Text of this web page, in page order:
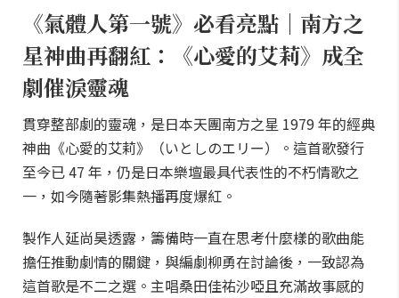
《氣體人第一號》必看亮點｜南方之
星神曲再翻紅：《心愛的艾莉》成全
劇催淚靈魂
貫穿整部劇的靈魂，是日本天團南方之星 1979 年的經典
神曲《心愛的艾莉》（いとしのエリー）。這首歌發行
至今已 47 年，仍是日本樂壇最具代表性的不朽情歌之
一，如今隨著影集熱播再度爆紅。
製作人延尚昊透露，籌備時一直在思考什麼樣的歌曲能
擔任推動劇情的關鍵，與編劇柳勇在討論後，一致認為
這首歌是不二之選。主唱桑田佳祐沙啞且充滿故事感的